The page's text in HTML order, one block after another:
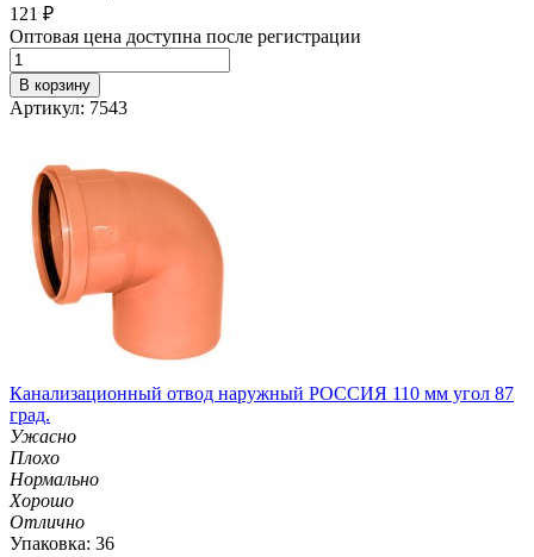
121 ₽
Оптовая цена доступна после регистрации
В корзину
Артикул: 7543
Канализационный отвод наружный РОССИЯ 110 мм угол 87
град.
Ужасно
Плохо
Нормально
Хорошо
Отлично
Упаковка: 36